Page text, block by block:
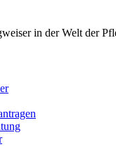
in der Welt der